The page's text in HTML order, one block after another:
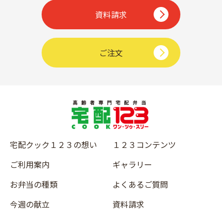
資料請求
ご注文
宅配クック１２３の想い
ご利用案内
お弁当の種類
今週の献立
１２３コンテンツ
ギャラリー
よくあるご質問
資料請求